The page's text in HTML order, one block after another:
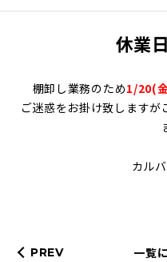
休業
棚卸し業務のため1/20(
ご迷惑をお掛け致します
カル
PREV 一覧